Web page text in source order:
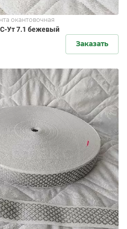
окантовочная
Ут 7.1 бежевый
Заказать